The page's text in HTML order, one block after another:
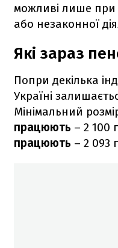
можливі лише при
або незаконної
Які зараз
Попри декілька
Україні
Мінімальний
працюють – 2 100
працюють – 2 093